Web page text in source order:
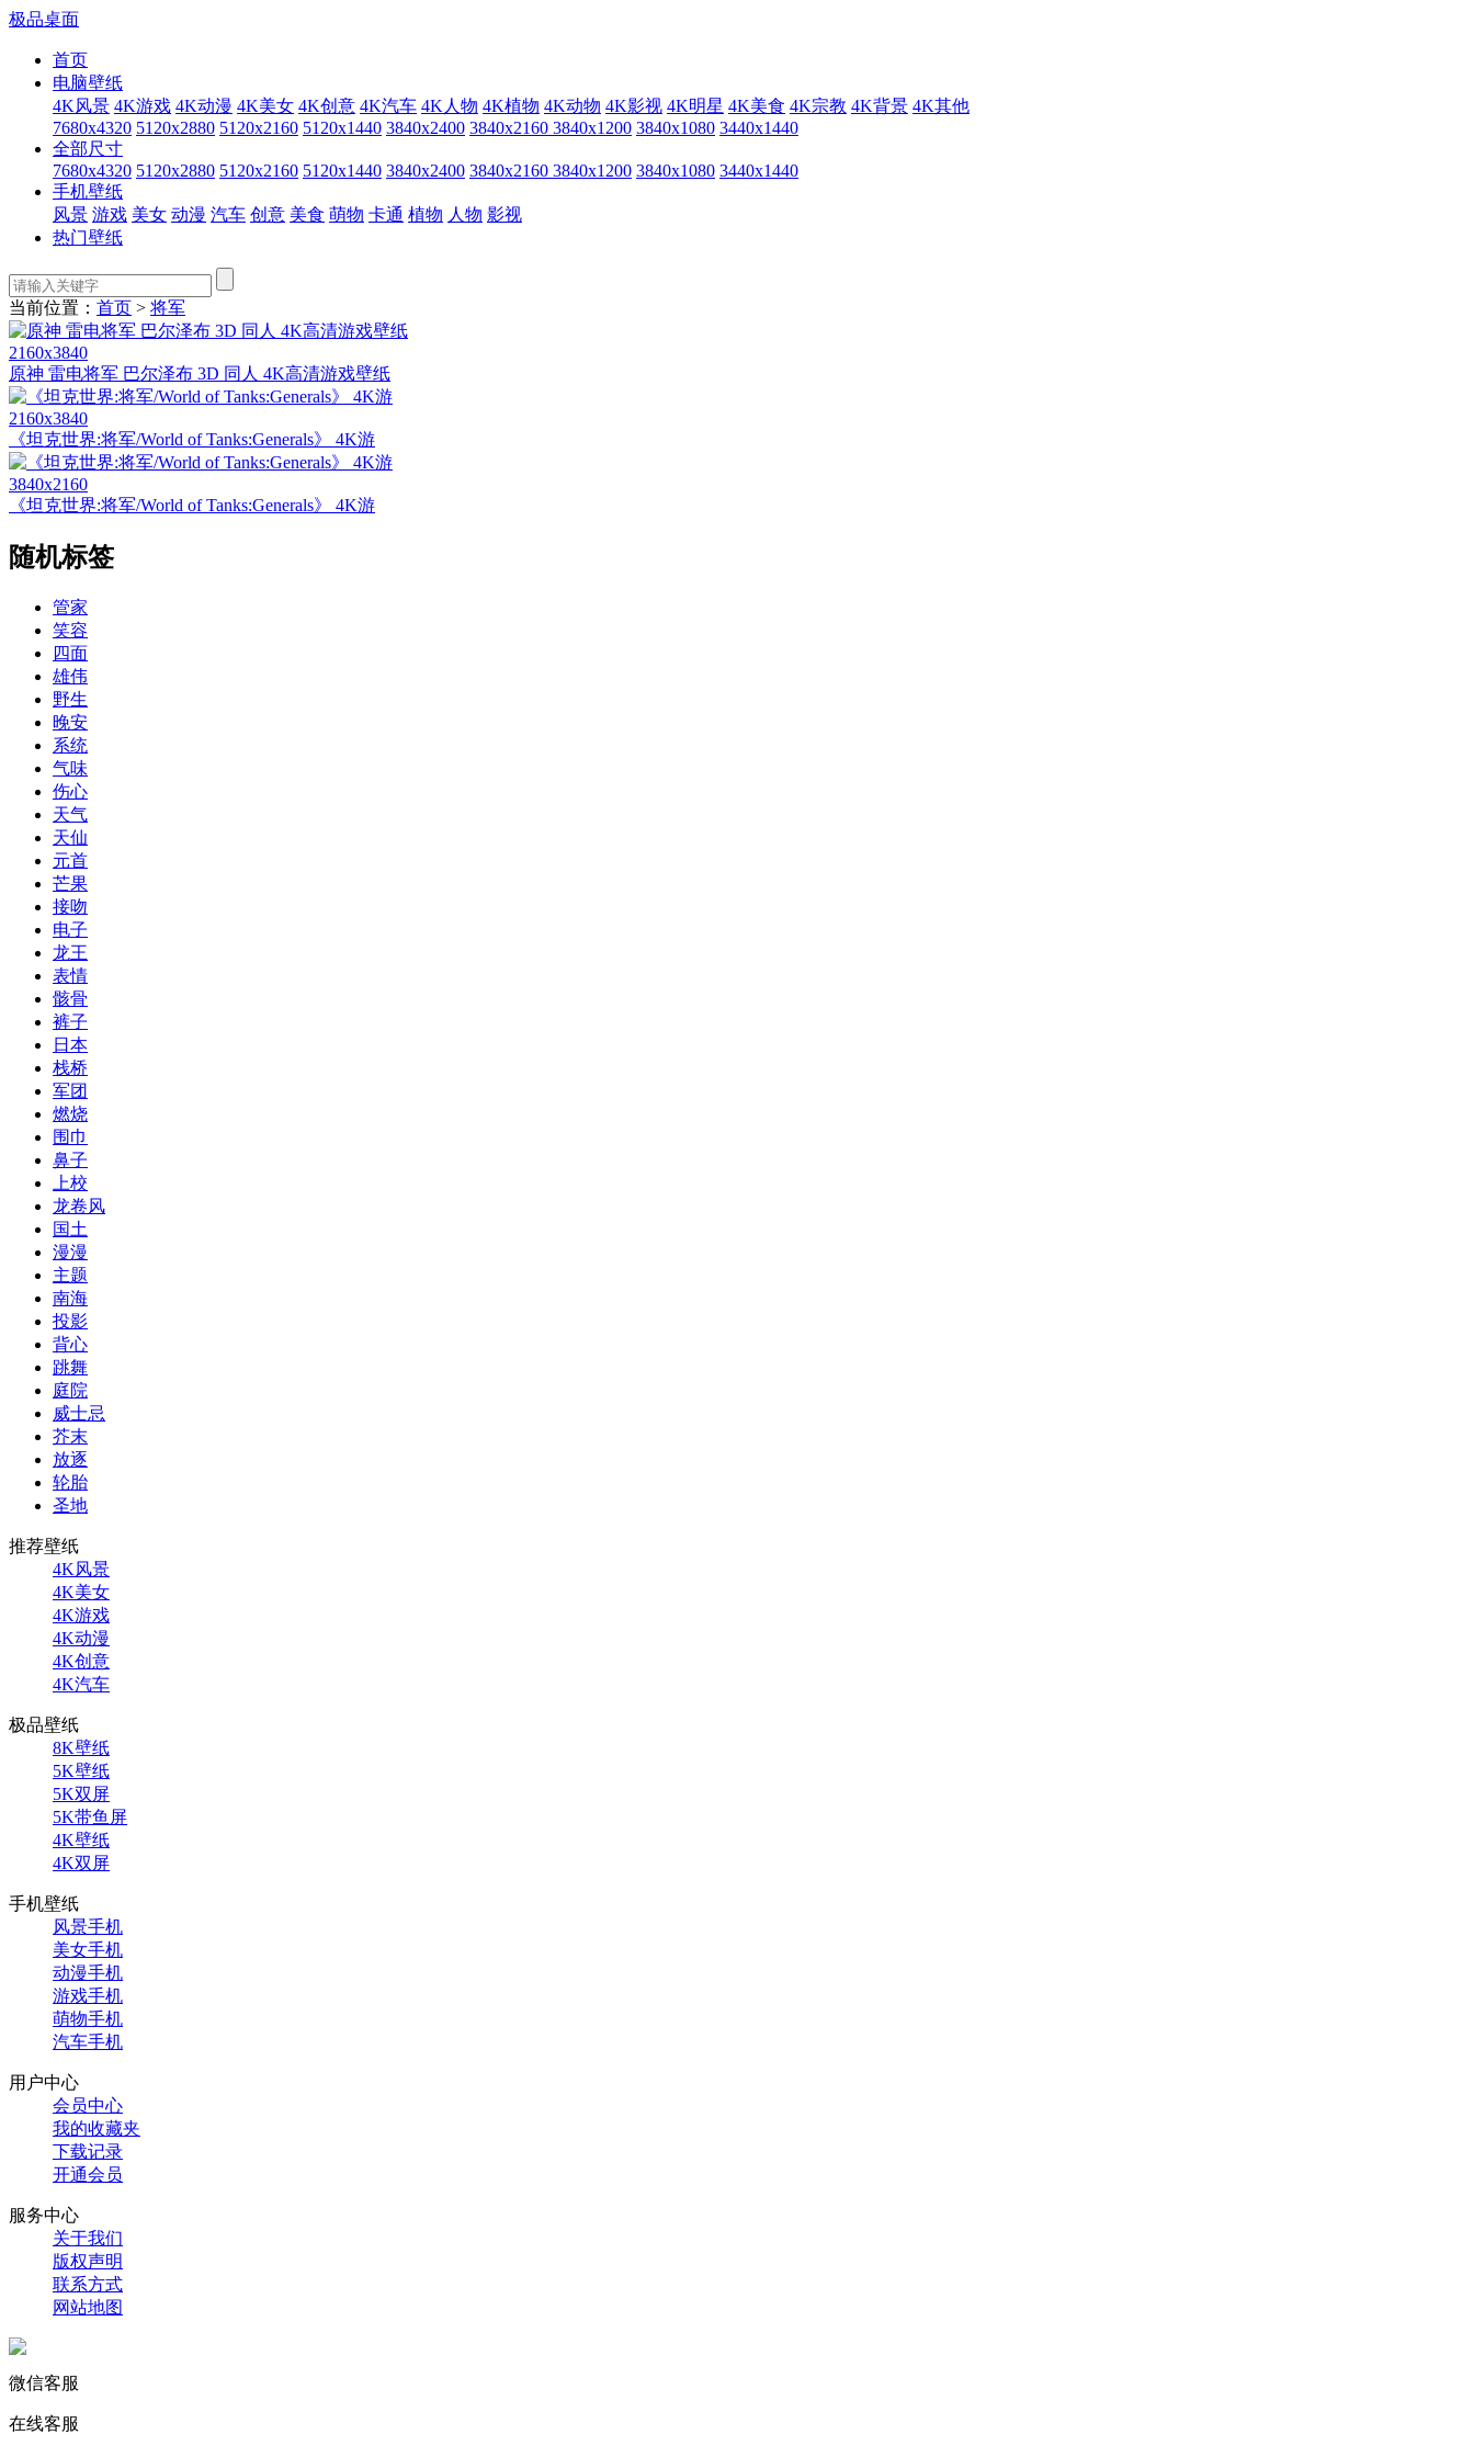
极品桌面
首页
电脑壁纸
4K风景 4K游戏 4K动漫 4K美女 4K创意 4K汽车 4K人物 4K植物 4K动物 4K影视 4K明星 4K美食 4K宗教 4K背景 4K其他
7680x4320 5120x2880 5120x2160 5120x1440 3840x2400 3840x2160 3840x1200 3840x1080 3440x1440
全部尺寸
7680x4320 5120x2880 5120x2160 5120x1440 3840x2400 3840x2160 3840x1200 3840x1080 3440x1440
手机壁纸
风景 游戏 美女 动漫 汽车 创意 美食 萌物 卡通 植物 人物 影视
热门壁纸
当前位置： 首页 > 将军
2160x3840
原神 雷电将军 巴尔泽布 3D 同人 4K高清游戏壁纸
2160x3840
《坦克世界:将军/World of Tanks:Generals》 4K游
3840x2160
《坦克世界:将军/World of Tanks:Generals》 4K游
随机标签
管家
笑容
四面
雄伟
野生
晚安
系统
气味
伤心
天气
天仙
元首
芒果
接吻
电子
龙王
表情
骸骨
裤子
日本
栈桥
军团
燃烧
围巾
鼻子
上校
龙卷风
国土
漫漫
主题
南海
投影
背心
跳舞
庭院
威士忌
芥末
放逐
轮胎
圣地
推荐壁纸
4K风景
4K美女
4K游戏
4K动漫
4K创意
4K汽车
极品壁纸
8K壁纸
5K壁纸
5K双屏
5K带鱼屏
4K壁纸
4K双屏
手机壁纸
风景手机
美女手机
动漫手机
游戏手机
萌物手机
汽车手机
用户中心
会员中心
我的收藏夹
下载记录
开通会员
服务中心
关于我们
版权声明
联系方式
网站地图
微信客服
在线客服